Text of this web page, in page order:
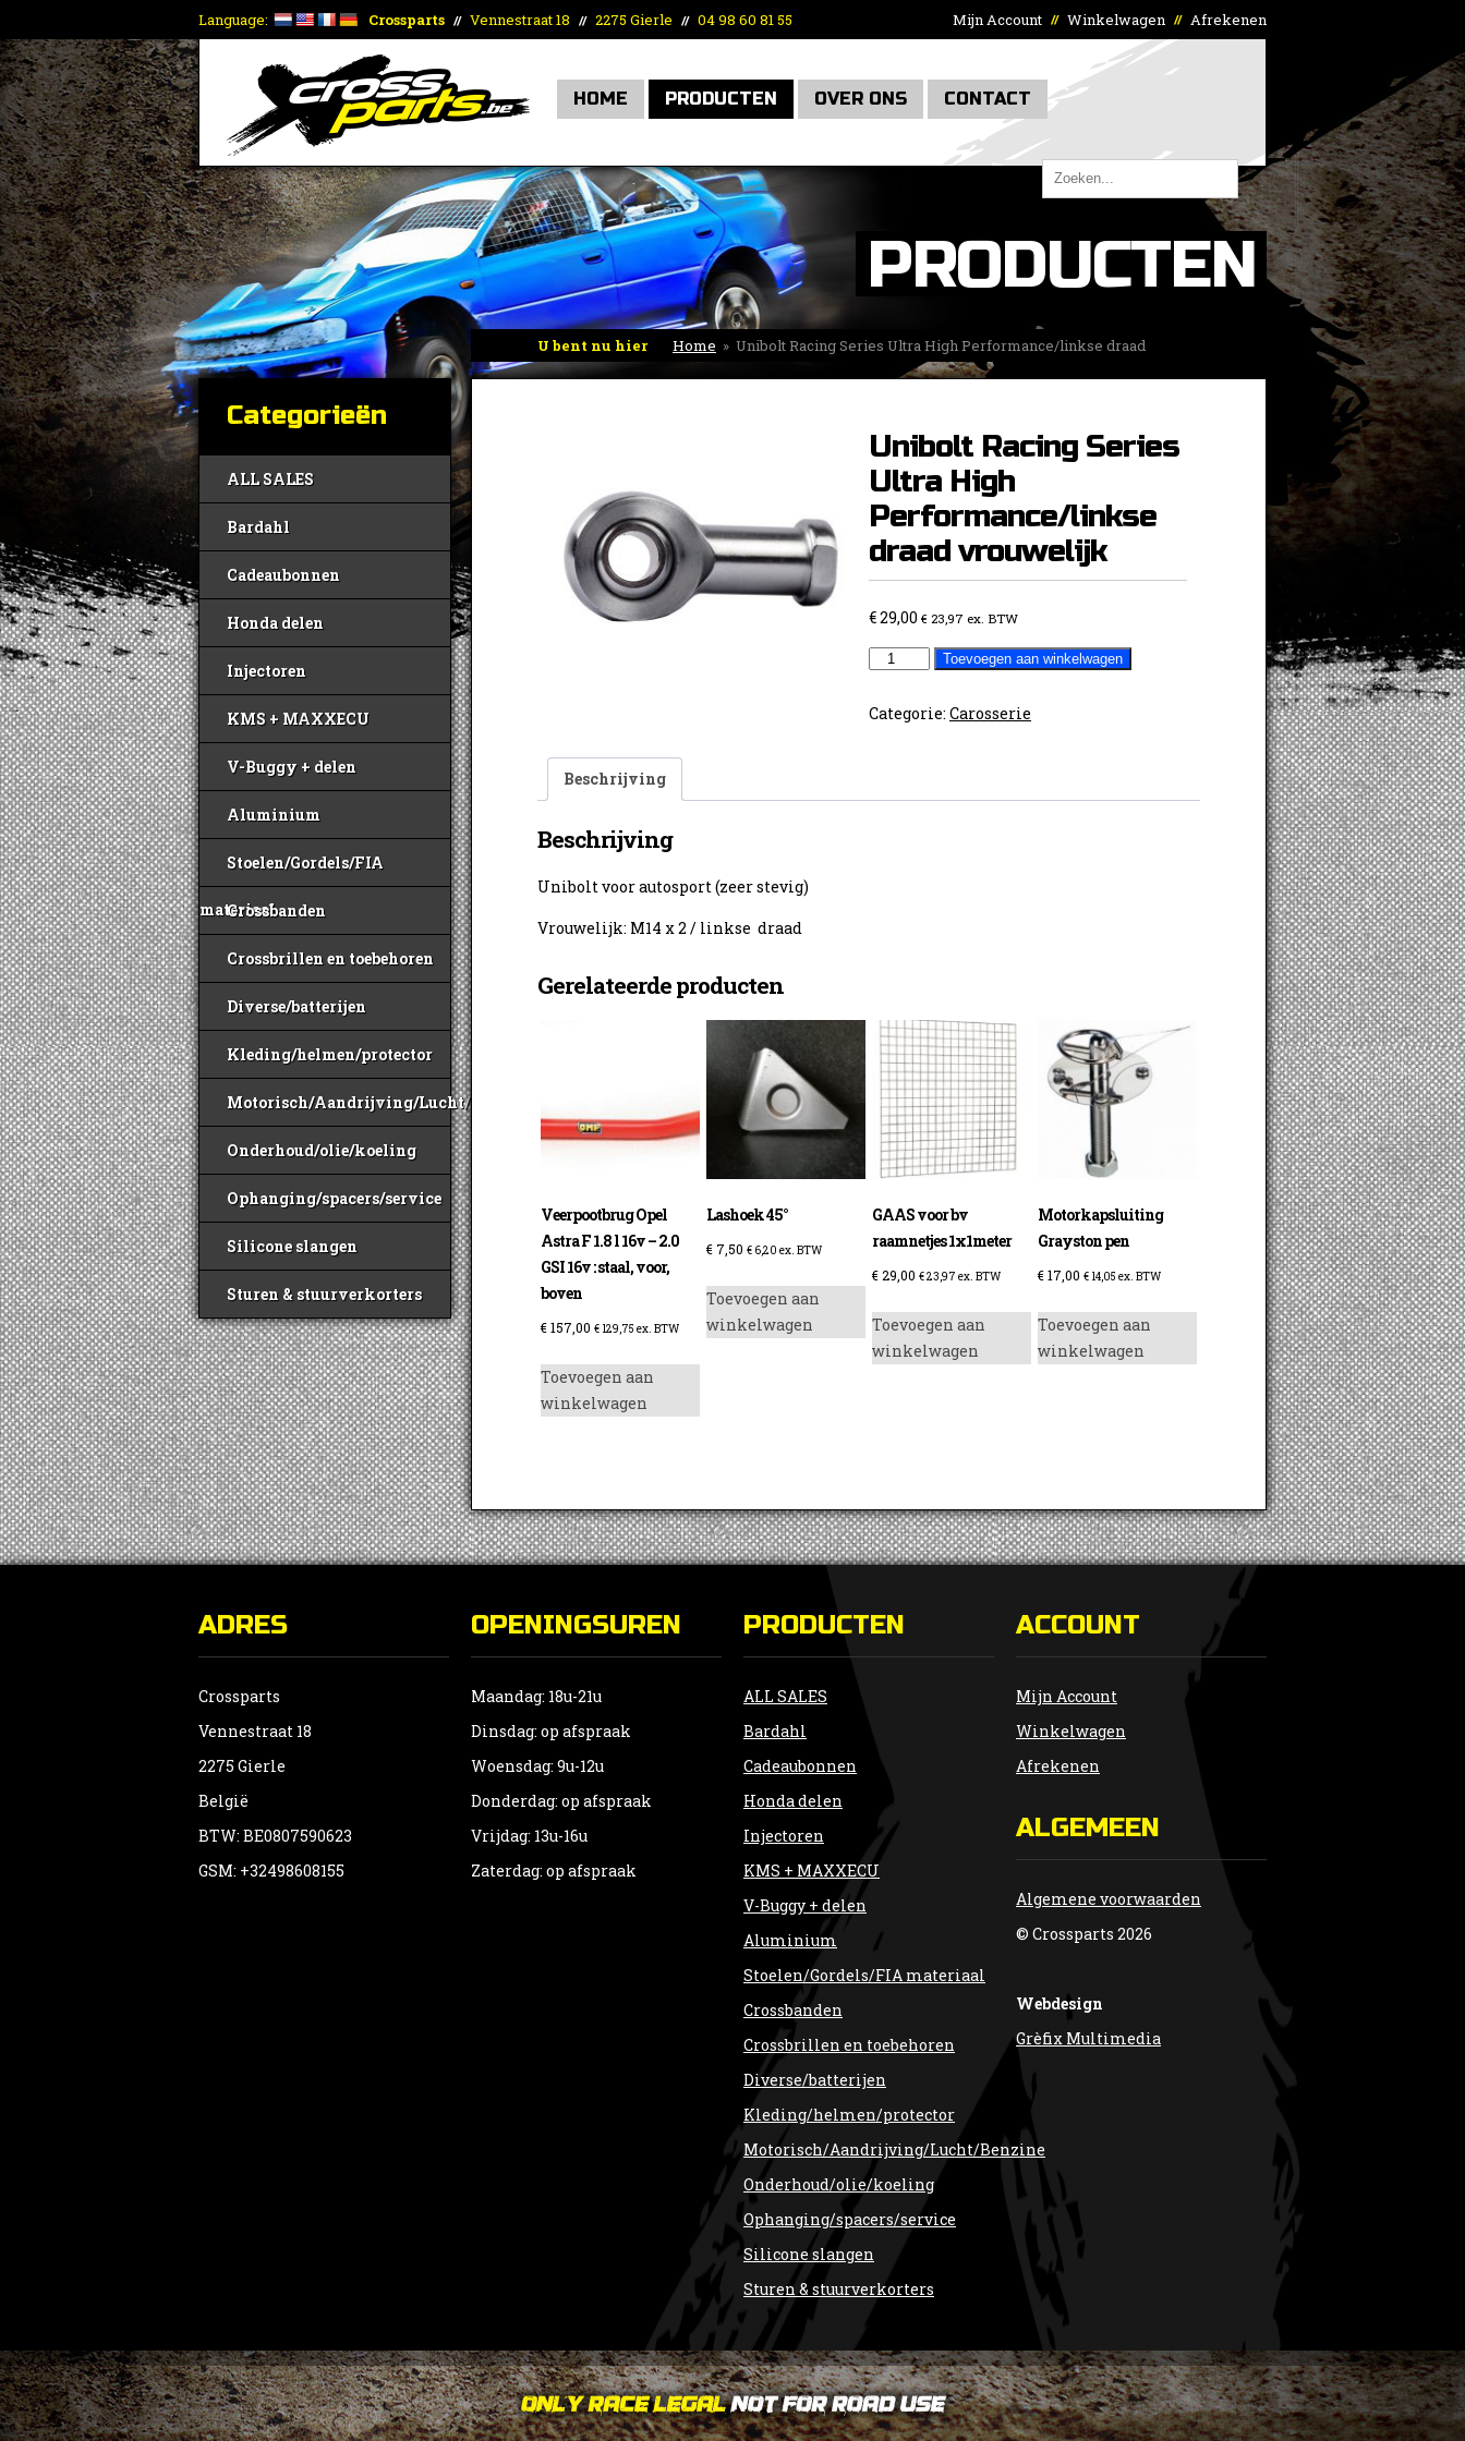
Language: Crossparts // Vennestraat 18 // 2275 Gierle // 04 98 60 81 55 Mijn Account // Winkelwagen // Afrekenen
HOME PRODUCTEN OVER ONS CONTACT
PRODUCTEN
U bent nu hier Home » Unibolt Racing Series Ultra High Performance/linkse draad
vrouwelijk
Categorieën
ALL SALES
Bardahl
Cadeaubonnen
Honda delen
Injectoren
KMS + MAXXECU
V-Buggy + delen
Aluminium
Stoelen/Gordels/FIA
materiaal
Crossbanden
Crossbrillen en toebehoren
Diverse/batterijen
Kleding/helmen/protector
Motorisch/Aandrijving/Lucht/Benzine
Onderhoud/olie/koeling
Ophanging/spacers/service
Silicone slangen
Sturen & stuurverkorters
Unibolt Racing Series
Ultra High
Performance/linkse
draad vrouwelijk
€29,00 € 23,97 ex. BTW
Unibolt
Series
Toevoegen aan winkelwagen
Categorie: Carosserie
Beschrijving
Beschrijving
Unibolt voor autosport (zeer stevig)
Vrouwelijk: M14 x 2 / linkse draad
Gerelateerde producten
Veerpootbrug Opel
Astra F 1.8 l 16v – 2.0
GSI 16v : staal, voor,
boven
€157,00 € 129,75 ex. BTW
Toevoegen aan
winkelwagen
Lashoek 45°
€ 7,50 € 6,20 ex. BTW
Toevoegen aan
winkelwagen
GAAS voor bv
raamnetjes 1x1meter
€29,00 €23,97 ex. BTW
Toevoegen aan
winkelwagen
Motorkapsluiting
Grayston pen
€17,00 €14,05 ex. BTW
Toevoegen aan
winkelwagen
ADRES
Crossparts
Vennestraat 18
2275 Gierle
België
BTW: BE0807590623
GSM: +32498608155
OPENINGSUREN
Maandag: 18u-21u
Dinsdag: op afspraak
Woensdag: 9u-12u
Donderdag: op afspraak
Vrijdag: 13u-16u
Zaterdag: op afspraak
PRODUCTEN
ALL SALES
Bardahl
Cadeaubonnen
Honda delen
Injectoren
KMS + MAXXECU
V-Buggy + delen
Aluminium
Stoelen/Gordels/FIA materiaal
Crossbanden
Crossbrillen en toebehoren
Diverse/batterijen
Kleding/helmen/protector
Motorisch/Aandrijving/Lucht/Benzine
Onderhoud/olie/koeling
Ophanging/spacers/service
Silicone slangen
Sturen & stuurverkorters
ACCOUNT
Mijn Account
Winkelwagen
Afrekenen
ALGEMEEN
Algemene voorwaarden
© Crossparts 2026
Webdesign
Grèfix Multimedia